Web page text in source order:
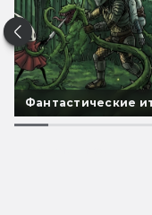
Фантастические